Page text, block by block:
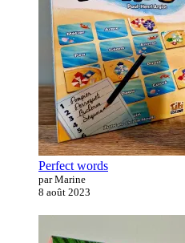
Perfect words
par Marine
8 août 2023